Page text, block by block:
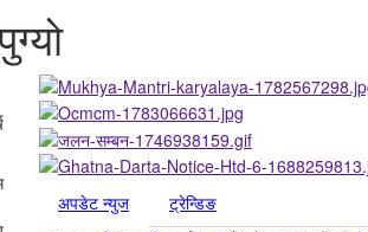
अपडेट न्युज
ट्रेन्डिङ